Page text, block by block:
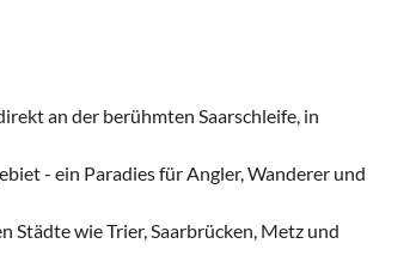
an der berühmten Saarschleife, in
- ein Paradies für Angler, Wanderer und
Städte wie Trier, Saarbrücken, Metz und